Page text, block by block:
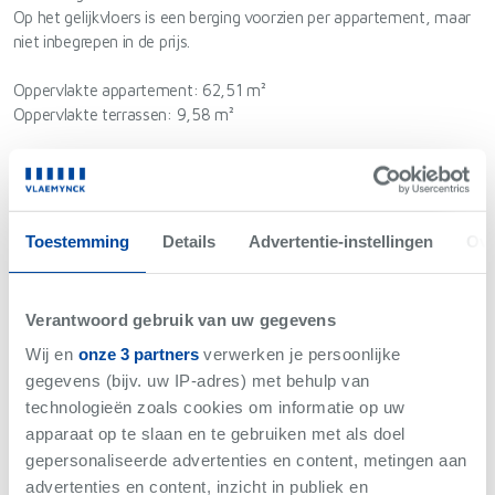
Toestemming Details Advertentie-instellingen
Verantwoord gebruik van uw gegevens
Wij en onze 3 partnersverwerken je persoonlijke
gegevens (bijv. uw IP-adres) met behulp van
technologieën zoals cookies om informatie op uw
apparaat op te slaan en te gebruiken met als doel
gepersonaliseerde advertenties en content, metingen aan
advertenties en content, inzicht in publiek en
Op het gelijkvloers is een berging voorzien per appartement, maar
niet inbegrepen in de prijs.
Oppervlakte appartement: 62,51 m²
Oppervlakte terrassen: 9,58 m²
Wens je meer informatie over het project en alle
voorziene
afwerkingen
die beschreven staan in het lastenboek? Neem
gerust vrijblijvend contact met ons op.
Niet gevonden wat je zoekt?
Wij brengen je op de hoogte als er iets binnenkomt met
jouw criteria.
Hou me op de hoogte